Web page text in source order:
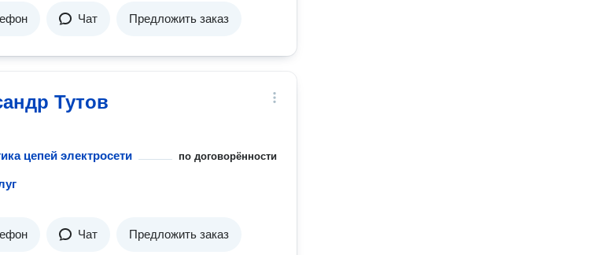
Чат Предложить заказ
Тутов
цепей электросети по договорённости
Чат Предложить заказ